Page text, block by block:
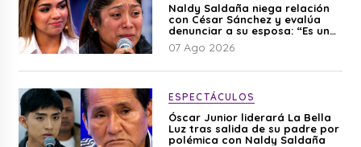
Naldy Saldaña niega relación
con César Sánchez y evalúa
denunciar a su esposa: “Es una
difamación”
07 Ago 2026
ESPECTÁCULOS
Óscar Junior liderará La Bella
Luz tras salida de su padre por
polémica con Naldy Saldaña